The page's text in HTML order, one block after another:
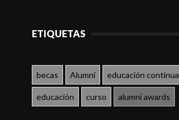
ETIQUETAS
becas Alumni educación continua
educación curso alumni awards